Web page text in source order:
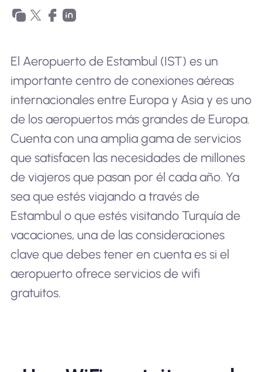
Para negocios
El Aeropuerto de Estambul (IST) es un
importante centro de conexiones aéreas
internacionales entre Europa y Asia y es uno
de los aeropuertos más grandes de Europa.
Cuenta con una amplia gama de servicios
que satisfacen las necesidades de millones
de viajeros que pasan por él cada año. Ya
sea que estés viajando a través de
Estambul o que estés visitando Turquía de
vacaciones, una de las consideraciones
clave que debes tener en cuenta es si el
aeropuerto ofrece servicios de wifi
gratuitos.